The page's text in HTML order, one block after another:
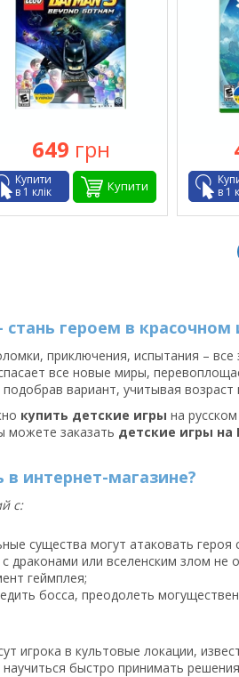
649 грн
Купити
Купити
в 1 клік
в 1
стань героем в
приключения, испытания – все
все новые миры,
вариант, учитывая возраст
купить детские игры на
можете заказать детские игры на
интернет-магазине?
с:
существа могут атаковать героя
драконами или вселенским злом не
геймплея;
босса, преодолеть
игрока в культовые локации,
быстро принимать